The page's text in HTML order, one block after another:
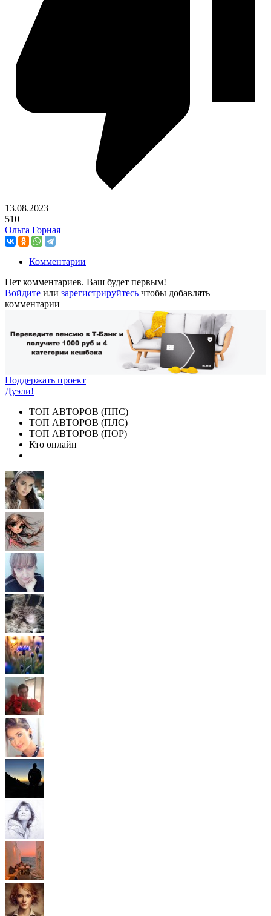
13.08.2023
510
Ольга Горная
Комментарии
Нет комментариев. Ваш будет первым!
Войдите или зарегистрируйтесь чтобы добавлять
комментарии
Поддержать проект
Дуэли!
ТОП АВТОРОВ (ППС)
ТОП АВТОРОВ (ПЛС)
ТОП АВТОРОВ (ПОР)
Кто онлайн